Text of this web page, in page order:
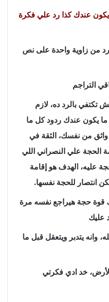
عندك كذا رد علي فكرة
من زاوية واحدة على نص
التراجم
بالرد ده، لازم
يكون عندك ردود كل ما
من نفسك، الثقة في
الحجة علي النصراني اللي
عليه، الهدف هو إقامة
انتصار للحجة نفسها.
قوة حجة هيراجع نفسه مرة
عليك
وانه يتدبر ويتعقل قبل ما
خد ادي فكرتي